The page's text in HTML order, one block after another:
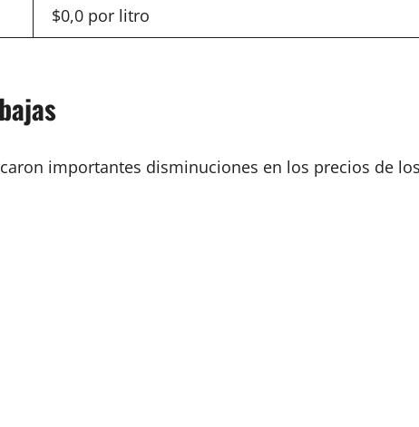
$0,0 por litro
importantes disminuciones en los precios de